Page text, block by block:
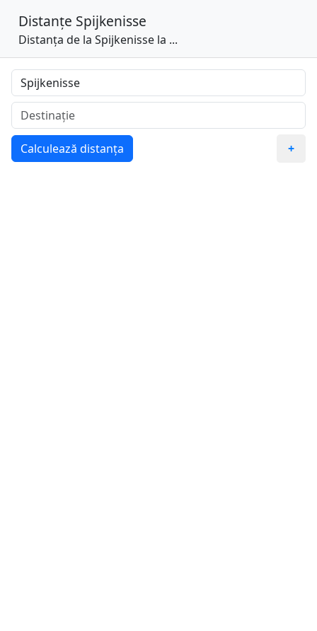
Distanțe Spijkenisse
Distanța de la Spijkenisse la ...
Calculează distanța +